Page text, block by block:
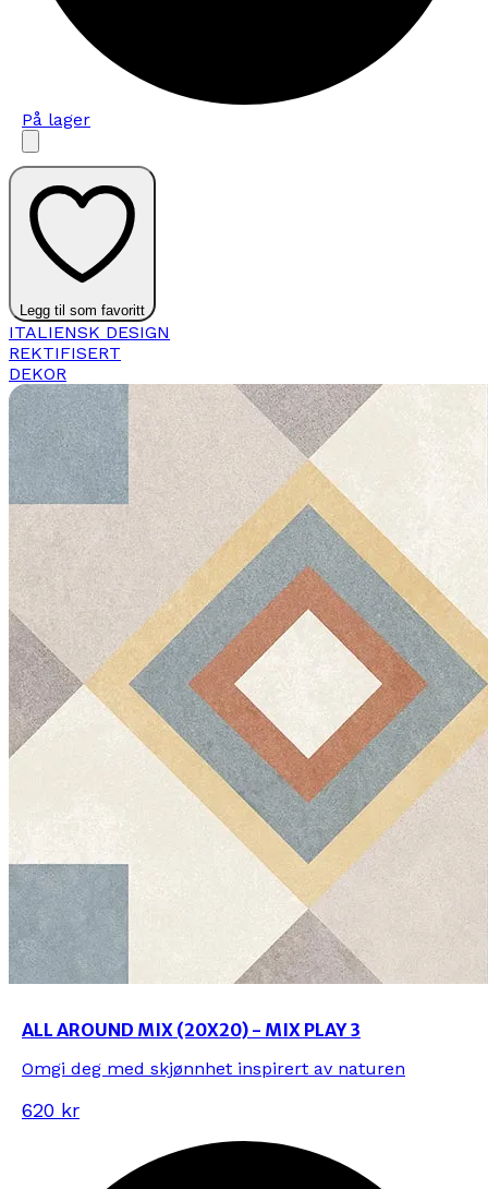
På lager
Legg til som favoritt
ITALIENSK DESIGN
REKTIFISERT
DEKOR
ALL AROUND MIX (20X20) - MIX PLAY 3
Omgi deg med skjønnhet inspirert av naturen
620 kr